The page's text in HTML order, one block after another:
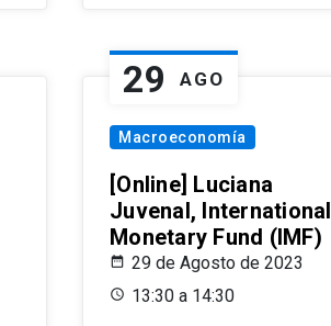
29 AGO
Macroeconomía
[Online] Luciana
Juvenal, International
Monetary Fund (IMF)
29 de Agosto de 2023
13:30 a 14:30